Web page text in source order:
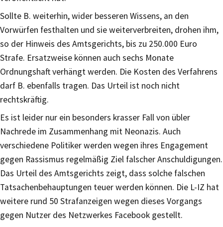
Sollte B. weiterhin, wider besseren Wissens, an den
Vorwürfen festhalten und sie weiterverbreiten, drohen ihm,
so der Hinweis des Amtsgerichts, bis zu 250.000 Euro
Strafe. Ersatzweise können auch sechs Monate
Ordnungshaft verhängt werden. Die Kosten des Verfahrens
darf B. ebenfalls tragen. Das Urteil ist noch nicht
rechtskräftig.
Es ist leider nur ein besonders krasser Fall von übler
Nachrede im Zusammenhang mit Neonazis. Auch
verschiedene Politiker werden wegen ihres Engagement
gegen Rassismus regelmäßig Ziel falscher Anschuldigungen.
Das Urteil des Amtsgerichts zeigt, dass solche falschen
Tatsachenbehauptungen teuer werden können. Die L-IZ hat
weitere rund 50 Strafanzeigen wegen dieses Vorgangs
gegen Nutzer des Netzwerkes Facebook gestellt.